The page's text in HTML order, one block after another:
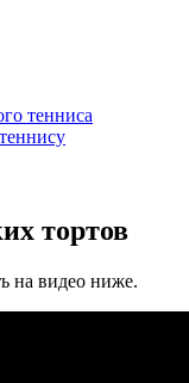
тенниса
тортов
на видео ниже.